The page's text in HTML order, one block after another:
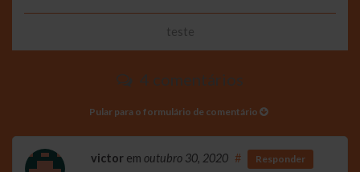
teste
4 comentários
Pular para o formulário de comentário
victor em outubro 30, 2020 # Responder